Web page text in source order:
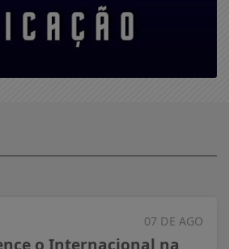
07 DE AGO
o Internacional na